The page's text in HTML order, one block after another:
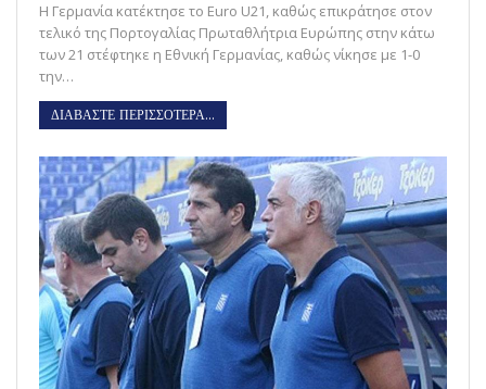
Η Γερμανία κατέκτησε το Euro U21, καθώς επικράτησε στον
τελικό της Πορτογαλίας Πρωταθλήτρια Ευρώπης στην κάτω
των 21 στέφτηκε η Eθνική Γερμανίας, καθώς νίκησε με 1-0
την…
ΔΙΑΒΑΣΤΕ ΠΕΡΙΣΣΟΤΕΡΑ...